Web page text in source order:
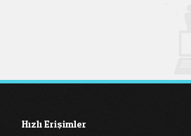
Hızlı Erişimler